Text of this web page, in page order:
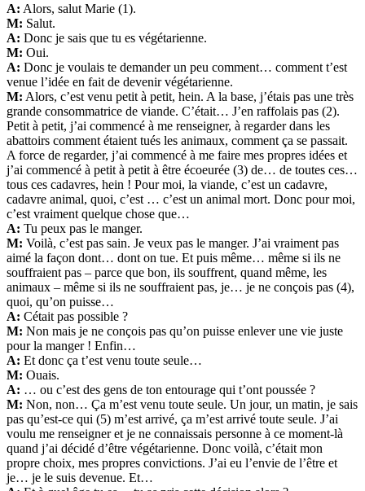
A: Alors, salut Marie (1).
M: Salut.
A: Donc je sais que tu es végétarienne.
M: Oui.
A: Donc je voulais te demander un peu comment… comment t’est
venue l’idée en fait de devenir végétarienne.
M: Alors, c’est venu petit à petit, hein. A la base, j’étais pas une très
grande consommatrice de viande. C’était… J’en raffolais pas (2).
Petit à petit, j’ai commencé à me renseigner, à regarder dans les
abattoirs comment étaient tués les animaux, comment ça se passait.
A force de regarder, j’ai commencé à me faire mes propres idées et
j’ai commencé à petit à petit à être écoeurée (3) de… de toutes ces…
tous ces cadavres, hein ! Pour moi, la viande, c’est un cadavre,
cadavre animal, quoi, c’est … c’est un animal mort. Donc pour moi,
c’est vraiment quelque chose que…
A: Tu peux pas le manger.
M: Voilà, c’est pas sain. Je veux pas le manger. J’ai vraiment pas
aimé la façon dont… dont on tue. Et puis même… même si ils ne
souffraient pas – parce que bon, ils souffrent, quand même, les
animaux – même si ils ne souffraient pas, je… je ne conçois pas (4),
quoi, qu’on puisse…
A: Cétait pas possible ?
M: Non mais je ne conçois pas qu’on puisse enlever une vie juste
pour la manger ! Enfin…
A: Et donc ça t’est venu toute seule…
M: Ouais.
A: … ou c’est des gens de ton entourage qui t’ont poussée ?
M: Non, non… Ça m’est venu toute seule. Un jour, un matin, je sais
pas qu’est-ce qui (5) m’est arrivé, ça m’est arrivé toute seule. J’ai
voulu me renseigner et je ne connaissais personne à ce moment-là
quand j’ai décidé d’être végétarienne. Donc voilà, c’était mon
propre choix, mes propres convictions. J’ai eu l’envie de l’être et
je… je le suis devenue. Et…